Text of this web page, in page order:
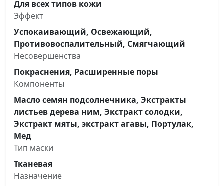
Для всех типов кожи
Эффект
Успокаивающий, Освежающий,
Противовоспалительный, Смягчающий
Несовершенства
Покраснения, Расширенные поры
Компоненты
Масло семян подсолнечника, Экстракты
листьев дерева ним, Экстракт солодки,
Экстракт мяты, экстракт агавы, Портулак,
Мед
Тип маски
Тканевая
Назначение